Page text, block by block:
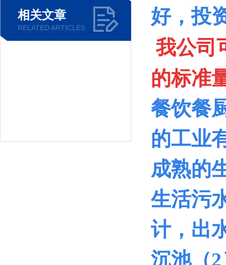
相关文章
RELATED ARTICLES
好，投
我公司
的标准
餐饮餐
的工业
成熟的
生活污
计，出
沉池（